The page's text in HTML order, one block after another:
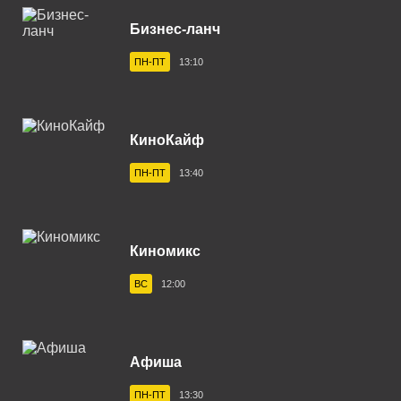
Верхняя Салда 102.6 FM
Владимир 102.9 FM
Волгоград 100.6 FM
Волгодонск 100.3 FM
Волхов 107.2 FM
Воркута 102.2 FM
Воткинск 94.1 FM
Вуктыл 100.3 FM
Бизнес-ланч
ПН-ПТ 13:10
КиноКайф
ПН-ПТ 13:40
Киномикс
ВС 12:00
Афиша
ПН-ПТ 13:30